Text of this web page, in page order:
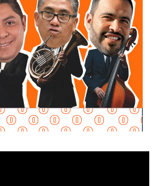
forma directa a más de 500
el riesgo de fugas y colapsos
con una infraestructura más